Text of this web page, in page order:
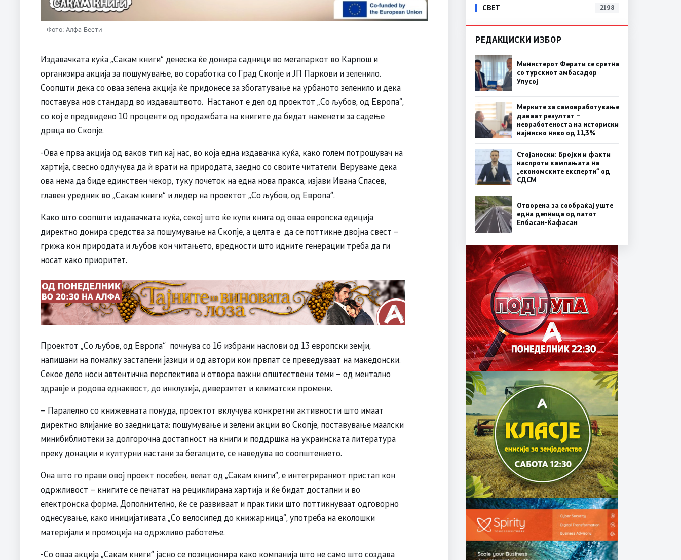
Фото: Алфа Вести
Издавачката куќа „Сакам книги“ денеска ќе донира садници во мегапаркот во Карпош и
организира акција за пошумување, во соработка со Град Скопје и ЈП Паркови и зеленило.
Соопшти дека со оваа зелена акција ќе придонесе за збогатување на урбаното зеленило и дека
поставува нов стандард во издаваштвото. Настанот е дел од проектот „Со љубов, од Европа“,
со кој е предвидено 10 проценти од продажбата на книгите да бидат наменети за садење
дрвца во Скопје.
-Ова е прва акција од ваков тип кај нас, во која една издавачка куќа, како голем потрошувач на
хартија, свесно одлучува да ѝ врати на природата, заедно со своите читатели. Веруваме дека
ова нема да биде единствен чекор, туку почеток на една нова пракса, изјави Ивана Спасев,
главен уредник во „Сакам книги“ и лидер на проектот „Со љубов, од Европа“.
Како што соопшти издавачката куќа, секој што ќе купи книга од оваа европска едиција
директно донира средства за пошумување на Скопје, а целта е да се поттикне двојна свест –
грижа кон природата и љубов кон читањето, вредности што идните генерации треба да ги
носат како приоритет.
Проектот „Со љубов, од Европа“ почнува со 16 избрани наслови од 13 европски земји,
напишани на помалку застапени јазици и од автори кои првпат се преведуваат на македонски.
Секое дело носи автентична перспектива и отвора важни општествени теми – од ментално
здравје и родова еднаквост, до инклузија, диверзитет и климатски промени.
– Паралелно со книжевната понуда, проектот вклучува конкретни активности што имаат
директно влијание во заедницата: пошумување и зелени акции во Скопје, поставување маалски
минибиблиотеки за долгорочна достапност на книги и поддршка на украинската литература
преку донации и културни настани за бегалците, се наведува во соопштението.
Она што го прави овој проект посебен, велат од „Сакам книги“, е интегрираниот пристап кон
одржливост – книгите се печатат на рециклирана хартија и ќе бидат достапни и во
електронска форма. Дополнително, ќе се развиваат и практики што поттикнуваат одговорно
однесување, како иницијативата „Со велосипед до книжарница“, употреба на еколошки
материјали и промоција на одржливо работење.
-Со оваа акција „Сакам книги“ јасно се позиционира како компанија што не само што создава
СВЕТ 2198
РЕДАКЦИСКИ ИЗБОР
Министерот Ферати се сретна
со турскиот амбасадор
Улусој
Мерките за самовработување
даваат резултат –
невработеноста на историски
најниско ниво од 11,3%
Стојаноски: Бројки и факти
наспроти кампањата на
„економските експерти“ од
СДСM
Отворена за сообраќај уште
една делница од патот
Елбасан-Ќафасан